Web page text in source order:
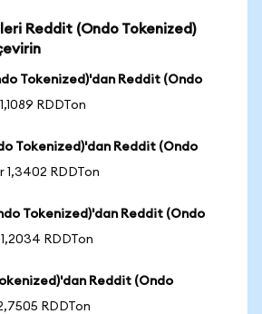
Reddit (Ondo Tokenized)
Tokenized)'dan Reddit (Ondo
RDDTon
Tokenized)'dan Reddit (Ondo
1,3402 RDDTon
Tokenized)'dan Reddit (Ondo
RDDTon
Reddit (Ondo
RDDTon